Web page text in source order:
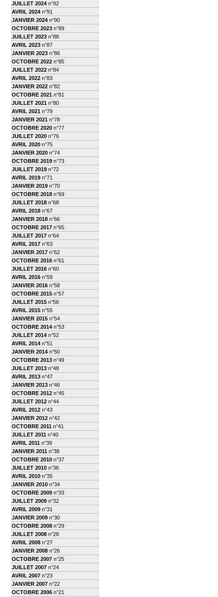
JUILLET 2024 n°92
AVRIL 2024 n°91
JANVIER 2024 n°90
OCTOBRE 2023 n°89
JUILLET 2023 n°88
AVRIL 2023 n°87
JANVIER 2023 n°86
OCTOBRE 2022 n°85
JUILLET 2022 n°84
AVRIL 2022 n°83
JANVIER 2022 n°82
OCTOBRE 2021 n°81
JUILLET 2021 n°80
AVRIL 2021 n°79
JANVIER 2021 n°78
OCTOBRE 2020 n°77
JUILLET 2020 n°76
AVRIL 2020 n°75
JANVIER 2020 n°74
OCTOBRE 2019 n°73
JUILLET 2019 n°72
AVRIL 2019 n°71
JANVIER 2019 n°70
OCTOBRE 2018 n°69
JUILLET 2018 n°68
AVRIL 2018 n°67
JANVIER 2018 n°66
OCTOBRE 2017 n°65
JUILLET 2017 n°64
AVRIL 2017 n°63
JANVIER 2017 n°62
OCTOBRE 2016 n°61
JUILLET 2016 n°60
AVRIL 2016 n°59
JANVIER 2016 n°58
OCTOBRE 2015 n°57
JUILLET 2015 n°56
AVRIL 2015 n°55
JANVIER 2015 n°54
OCTOBRE 2014 n°53
JUILLET 2014 n°52
AVRIL 2014 n°51
JANVIER 2014 n°50
OCTOBRE 2013 n°49
JUILLET 2013 n°48
AVRIL 2013 n°47
JANVIER 2013 n°46
OCTOBRE 2012 n°45
JUILLET 2012 n°44
AVRIL 2012 n°43
JANVIER 2012 n°42
OCTOBRE 2011 n°41
JUILLET 2011 n°40
AVRIL 2011 n°39
JANVIER 2011 n°38
OCTOBRE 2010 n°37
JUILLET 2010 n°36
AVRIL 2010 n°35
JANVIER 2010 n°34
OCTOBRE 2009 n°33
JUILLET 2009 n°32
AVRIL 2009 n°31
JANVIER 2009 n°30
OCTOBRE 2008 n°29
JUILLET 2008 n°28
AVRIL 2008 n°27
JANVIER 2008 n°26
OCTOBRE 2007 n°25
JUILLET 2007 n°24
AVRIL 2007 n°23
JANVIER 2007 n°22
OCTOBRE 2006 n°21